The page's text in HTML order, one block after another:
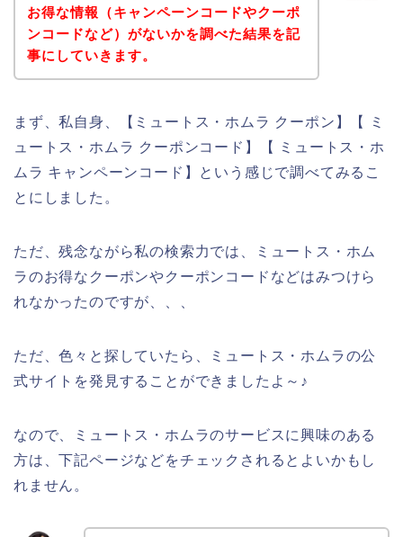
お得な情報（キャンペーンコードやクーポ
ンコードなど）がないかを調べた結果を記
事にしていきます。
まず、私自身、【ミュートス・ホムラ クーポン】【 ミ
ュートス・ホムラ クーポンコード】【 ミュートス・ホ
ムラ キャンペーンコード】という感じで調べてみるこ
とにしました。
ただ、残念ながら私の検索力では、ミュートス・ホム
ラのお得なクーポンやクーポンコードなどはみつけら
れなかったのですが、、、
ただ、色々と探していたら、ミュートス・ホムラの公
式サイトを発見することができましたよ～♪
なので、ミュートス・ホムラのサービスに興味のある
方は、下記ページなどをチェックされるとよいかもし
れません。